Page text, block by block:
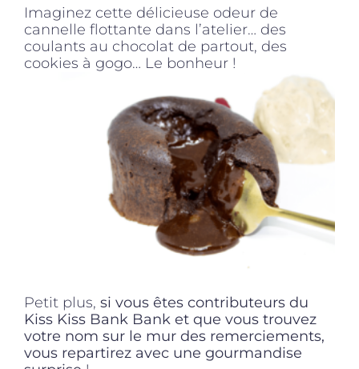
Imaginez cette délicieuse odeur de
cannelle flottante dans l’atelier… des
coulants au chocolat de partout, des
cookies à gogo… Le bonheur !
Petit plus, si vous êtes contributeurs du
Kiss Kiss Bank Bank et que vous trouvez
votre nom sur le mur des remerciements,
vous repartirez avec une gourmandise